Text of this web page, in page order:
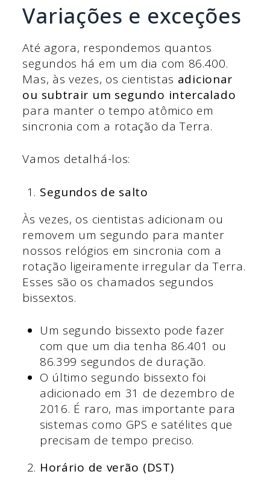
Variações e exceções
Até agora, respondemos quantos
segundos há em um dia com 86.400.
Mas, às vezes, os cientistas adicionar
ou subtrair um segundo intercalado
para manter o tempo atômico em
sincronia com a rotação da Terra.
Vamos detalhá-los:
Segundos de salto
Às vezes, os cientistas adicionam ou
removem um segundo para manter
nossos relógios em sincronia com a
rotação ligeiramente irregular da Terra.
Esses são os chamados segundos
bissextos.
Um segundo bissexto pode fazer
com que um dia tenha 86.401 ou
86.399 segundos de duração.
O último segundo bissexto foi
adicionado em 31 de dezembro de
2016. É raro, mas importante para
sistemas como GPS e satélites que
precisam de tempo preciso.
Horário de verão (DST)